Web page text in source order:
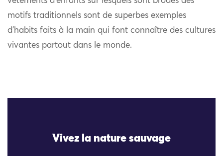
motifs traditionnels sont de superbes exemples
d’habits faits à la main qui font connaître des cultures
vivantes partout dans le monde.
Vivez la nature sauvage